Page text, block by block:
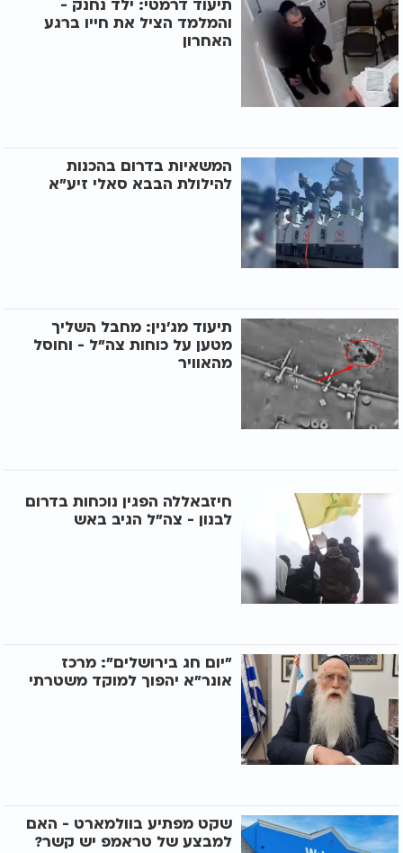
תיעוד דרמטי: ילד נחנק -
והמלמד הציל את חייו ברגע
האחרון
המשאיות בדרום בהכנות
להילולת הבבא סאלי זיע"א
תיעוד מג'נין: מחבל השליך
מטען על כוחות צה"ל - וחוסל
מהאוויר
חיזבאללה הפגין נוכחות בדרום
לבנון - צה"ל הגיב באש
"יום חג בירושלים": מרכז
אונר"א יהפוך למוקד משטרתי
שקט מפתיע בוולמארט - האם
למבצע של טראמפ יש קשר?